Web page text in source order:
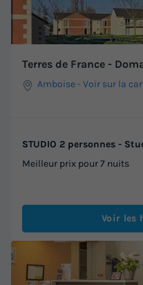
Terres de France -
Amboise -Voir sur la
STUDIO 2 personnes -
Meilleur prix pour 7 nuits
Voir les